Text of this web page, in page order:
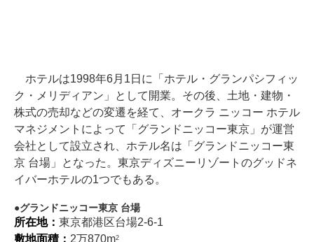
ホテルは1998年6月1日に「ホテル・グランパシフィッ
ク・メリディアン」として開業。その後、土地・建物・
株式の売却などの変遷を経て、オークラ ニッコー ホテル
マネジメントによって「グランドニッコー東京」が運営
会社として設立され、ホテル名は「グランドニッコー東
京 台場」となった。東京ディズニーリゾートのグッドネ
イバーホテルの1つでもある。
グランドニッコー東京 台場
所在地： 東京都港区台場2-6-1
敷地面積： 2万870m2